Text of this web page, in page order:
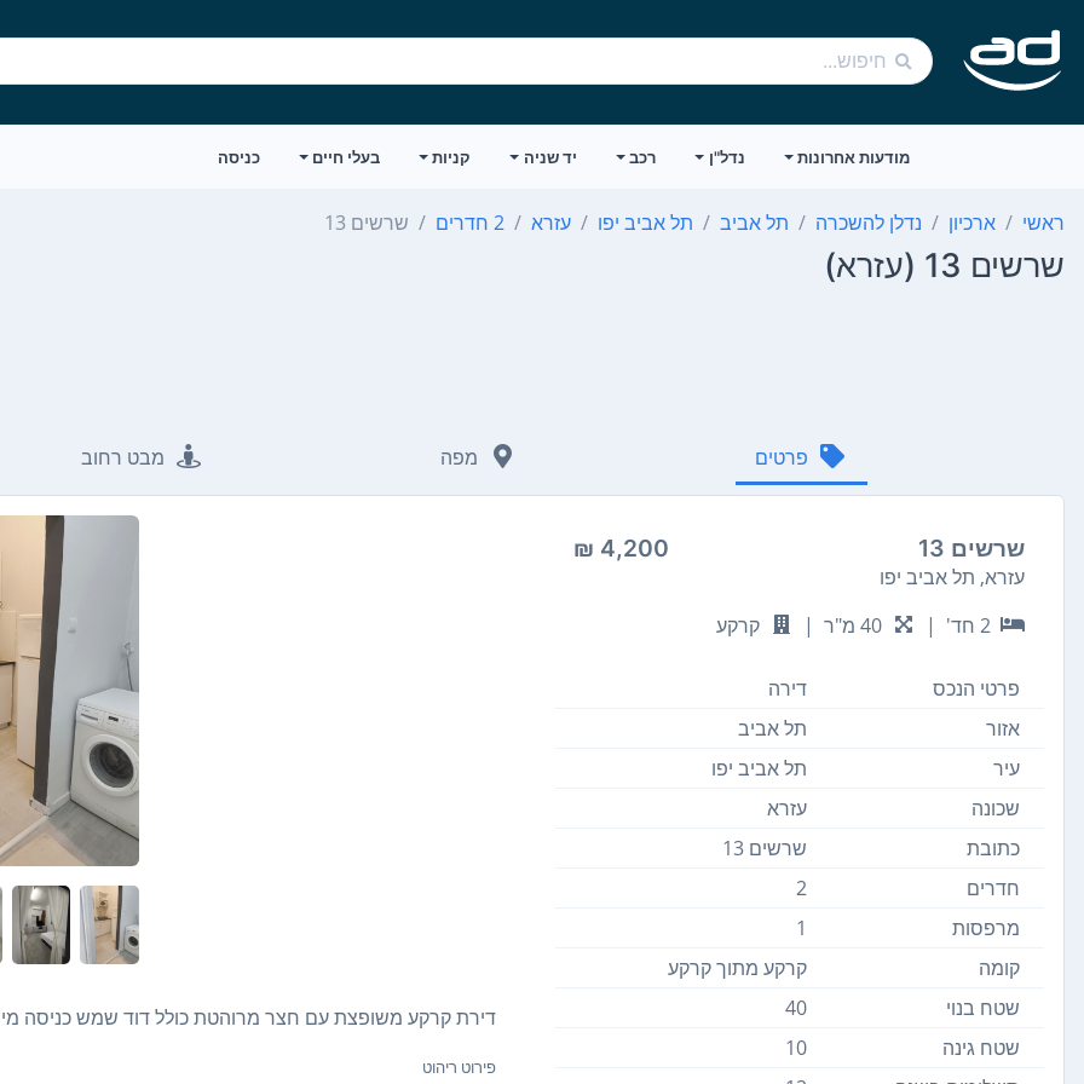
מודעות אחרונות נדל"ן רכב יד שניה קניות בעלי חיים כניסה
ראשי ארכיון נדלן להשכרה תל אביב תל אביב יפו עזרא 2 חדרים שרשים 13
שרשים 13 (עזרא)
פרטים מפה מבט רחוב
שרשים 13 4,200 ₪
עזרא, תל אביב יפו
2 חד'
| 40 מ"ר | קרקע
פרטי הנכס
דירה
אזור
תל אביב
עיר
תל אביב יפו
שכונה
עזרא
כתובת
שרשים 13
חדרים
2
מרפסות
1
קומה
קרקע מתוך קרקע
שטח בנוי
40
שטח גינה
10
דירת קרקע משופצת עם חצר מרוהטת כולל דוד שמש כניסה
פירוט ריהוט